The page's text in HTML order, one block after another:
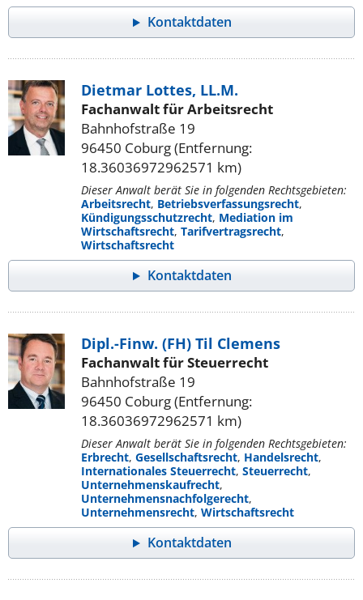
Kontaktdaten
Dietmar Lottes, LL.M.
Fachanwalt für Arbeitsrecht
Bahnhofstraße 19
96450 Coburg (Entfernung:
18.36036972962571 km)
Dieser Anwalt berät Sie in folgenden Rechtsgebieten:
Arbeitsrecht, Betriebsverfassungsrecht,
Kündigungsschutzrecht, Mediation im
Wirtschaftsrecht, Tarifvertragsrecht,
Wirtschaftsrecht
Kontaktdaten
Dipl.-Finw. (FH) Til Clemens
Fachanwalt für Steuerrecht
Bahnhofstraße 19
96450 Coburg (Entfernung:
18.36036972962571 km)
Dieser Anwalt berät Sie in folgenden Rechtsgebieten:
Erbrecht, Gesellschaftsrecht, Handelsrecht,
Internationales Steuerrecht, Steuerrecht,
Unternehmenskaufrecht,
Unternehmensnachfolgerecht,
Unternehmensrecht, Wirtschaftsrecht
Kontaktdaten